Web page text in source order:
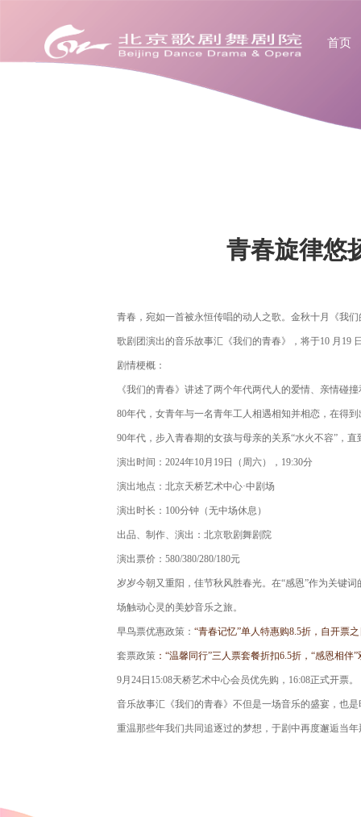
首页
青春旋律悠
青春，宛如一首被永恒传唱的动人之歌。金秋十月《我们
歌剧团演出的音乐故事汇《我们的青春》，将于10 月19
剧情梗概：
《我们的青春》讲述了两个年代两代人的爱情、亲情碰
80年代，女青年与一名青年工人相遇相知并相恋，在得
90年代，步入青春期的女孩与母亲的关系“水火不容”，
演出时间： 2024年10月19日（周六），19:30分
演出地点： 北京天桥艺术中心·中剧场
演出时长： 100分钟（无中场休息）
出品、制作、演出： 北京歌剧舞剧院
演出票价： 580/380/280/180元
岁岁今朝又重阳，佳节秋风胜春光。在“感恩”作为关键
场触动心灵的美妙音乐之旅。
早鸟票优惠政策： “青春记忆”单人特惠购8.5折，自开票
套票政策：“温馨同行”三人票套餐折扣6.5折，“感恩相伴
9月24日15:08天桥艺术中心会员优先购，16:08正式开票。
音乐故事汇《我们的青春》不但是一场音乐的盛宴，也
重温那些年我们共同追逐过的梦想，于剧中再度邂逅当